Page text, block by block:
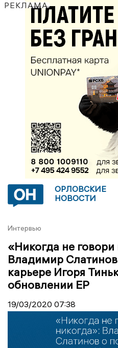
РЕКЛАМА
ОРЛОВСКИЕ
НОВОСТИ
Интервью
«Никогда не говори
Владимир
карьере Игоря
обновлении ЕР
19/03/2020 07:38